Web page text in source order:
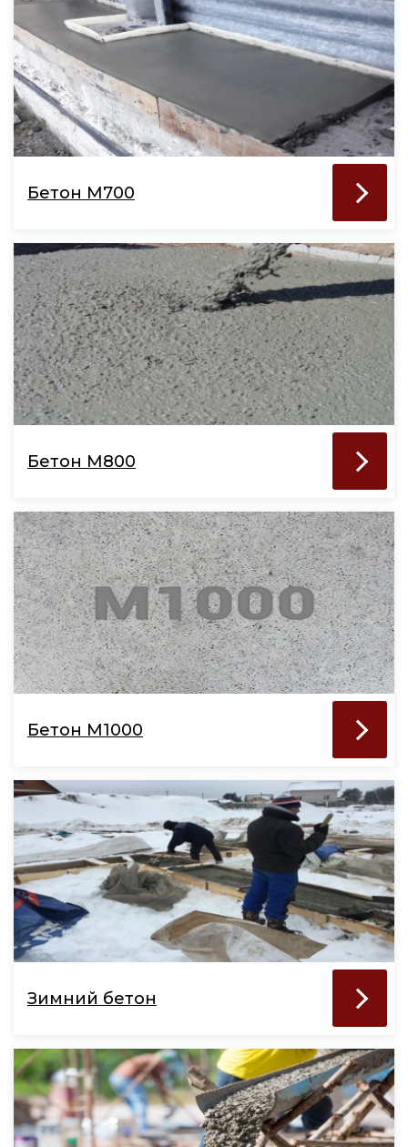
Бетон М700
Бетон М800
Бетон М1000
Зимний бетон